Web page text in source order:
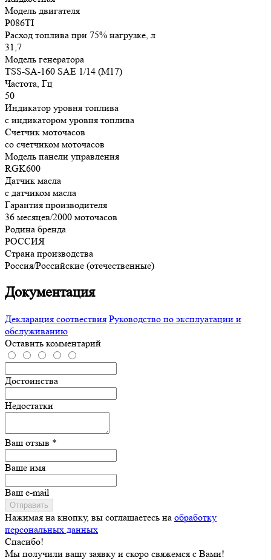
Модель двигателя
P086TI
Расход топлива при 75% нагрузке, л
31,7
Модель генератора
TSS-SA-160 SAE 1/14 (М17)
Частота, Гц
50
Индикатор уровня топлива
с индикатором уровня топлива
Счетчик моточасов
со счетчиком моточасов
Модель панели управления
RGK600
Датчик масла
с датчиком масла
Гарантия производителя
36 месяцев/2000 моточасов
Родина бренда
РОССИЯ
Страна производства
Россия/Российские (отечественные)
Документация
Декларация соотвествия Руководство по эксплуатации и
обслуживанию
Оставить комментарий
Достоинства
Недостатки
Ваш отзыв *
Ваше имя
Ваш e-mail
Отправить
Нажимая на кнопку, вы соглашаетесь на обработку
персональных данных
Спасибо!
Мы получили вашу заявку и скоро свяжемся с Вами!